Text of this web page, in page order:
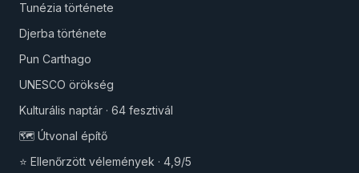
Tunézia története
Djerba története
Pun Carthago
UNESCO örökség
Kulturális naptár · 64 fesztivál
🗺️ Útvonal építő
⭐ Ellenőrzött vélemények · 4,9/5